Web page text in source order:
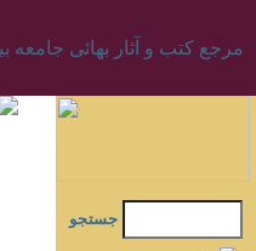
جستجو